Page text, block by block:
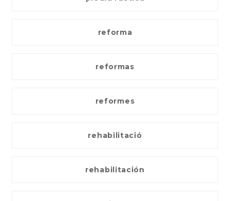
reforma
reformas
reformes
rehabilitació
rehabilitación